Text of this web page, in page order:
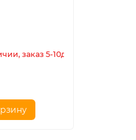
заказ 5-10дн.